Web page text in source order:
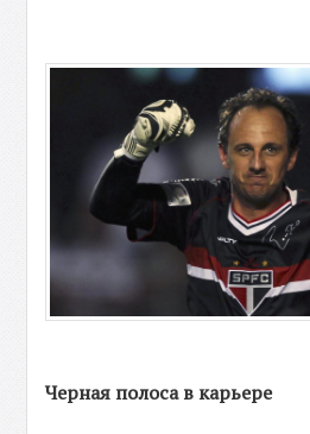
Черная полоса в карьере